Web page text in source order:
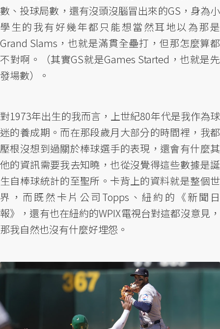
數、投球局數，還有沒頭沒腦冒出來的GS，身為小
學生的我有好幾年都只能想當然耳地以為那是
Grand Slams，也就是滿貫全壘打，但那怎麼算都
不對啊。（其實GS就是Games Started，也就是先
發場數）。
對1973年出生的我而言，上世紀80年代是我作為球
迷的養成期。而在那段歲月大部分的時間裡，我都
壓根沒想到過關於棒球選手的表現，還會有什麼其
他的資訊需要我去知曉，也從沒覺得這些數據是誕
生自棒球統計的至聖所。卡背上的資料就是整個世
界，而既然卡片公司Topps、紐約的《新聞日
報》，還有也在紐約的WPIX電視台對這都沒意見，
那我自然也沒有什麼好埋怨。